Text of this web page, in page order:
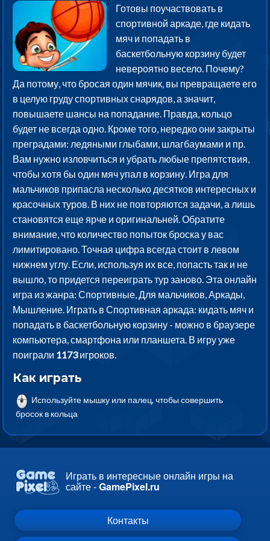
Готовы поучаствовать в
спортивной аркаде, где кидать
мяч и попадать в
баскетбольную корзину будет
невероятно весело. Почему?
Да потому, что бросая один мячик, вы превращаете его
в целую груду спортивных снарядов, а значит,
повышаете шансы на попадание. Правда, кольцо
будет не всегда одно. Кроме того, нередко они закрыты
преградами: ледяными глыбами, шлагбаумами и пр.
Вам нужно изловчиться и убрать любые препятствия,
чтобы хотя бы один мяч упал в корзину. Игра для
мальчиков припасла несколько десятков интересных и
красочных туров. В них не повторяются задачи, а лишь
становятся еще ярче и оригинальней. Обратите
внимание, что количество попыток броска у вас
лимитировано. Точная цифра всегда стоит в левом
нижнем углу. Если, используя их все, попасть так и не
вышло, то придется переиграть тур заново. Эта онлайн
игра из жанра: Спортивные, Для мальчиков, Аркады,
Мышление. Играть в Спортивная аркада: кидать мяч и
попадать в баскетбольную корзину - можно в браузере
компьютера, смартфона или планшета. В игру уже
поиграли 1173игроков.
Как играть
Используйте мышку или палец, чтобы совершить
бросок в кольца
Играть в интересные онлайн игры на
сайте -GamePixel.ru
Контакты